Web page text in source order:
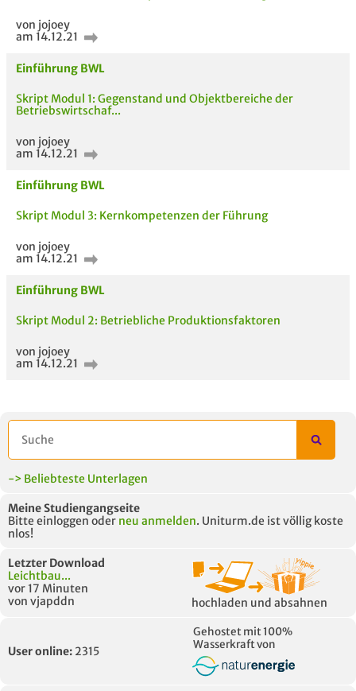
von jojoey
am 14.12.21
Einführung BWL
Skript Modul 1: Gegenstand und Objektbereiche der
Betriebswirtschaf...
von jojoey
am 14.12.21
Einführung BWL
Skript Modul 3: Kernkompetenzen der Führung
von jojoey
am 14.12.21
Einführung BWL
Skript Modul 2: Betriebliche Produktionsfaktoren
von jojoey
am 14.12.21
-> Beliebteste Unterlagen
Meine Studiengangseite
Bitte einloggen oder neu anmelden. Uniturm.de ist völlig koste
nlos!
Letzter Download
Leichtbau...
vor 17 Minuten
von vjapddn
hochladen und absahnen
User online: 2315
Gehostet mit 100%
Wasserkraft von